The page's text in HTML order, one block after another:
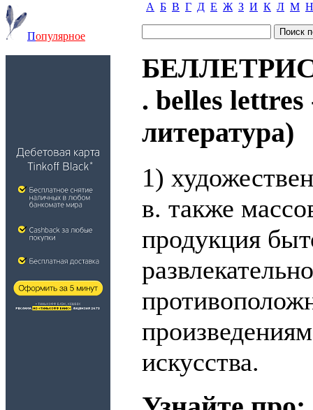
Популярное
А Б В Г Д Е Ж З И К Л М Н
. belles lettres
литература)
1)
в. также
продукция
искусства.